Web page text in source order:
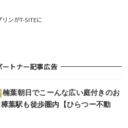
ンがT-SITEに
ートナー記事広告
楠葉朝日でこーんな広い庭付きのお
葉駅も徒歩圏内【ひらつー不動